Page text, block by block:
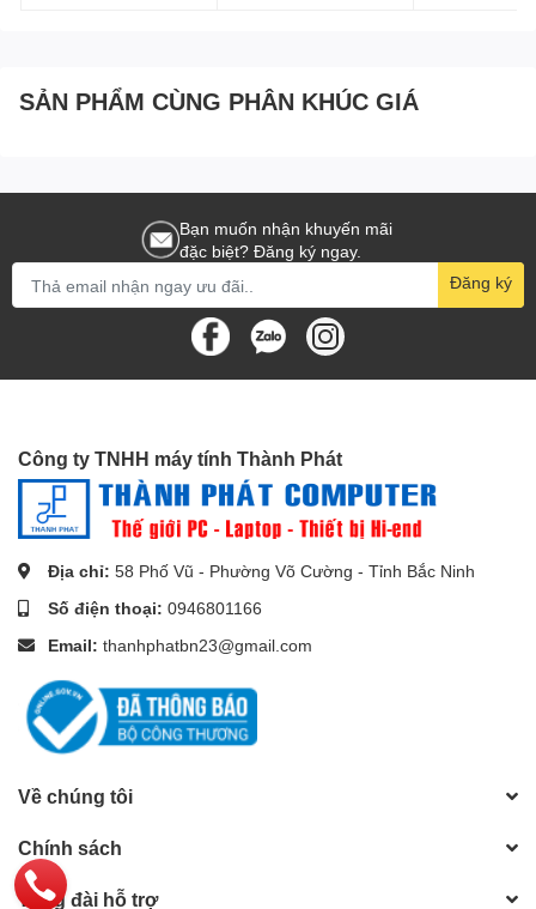
Cache 12MB
Có
Hỗ trợ Siêu phân luồng Không
DDR4 3200 MHz
Hỗ trợ công nghệ ảo
hóa
Có
Nhân đồ họa tích hợp Intel UHD Graphics 730
Tốc độ GPU tích hợp
350 MHz
Tốc độ GPU tích hợp
tối đa
1.3 GHz
Số lane PCI Express
SẢN PHẨM CÙNG PHÂN KHÚC GIÁ
Bạn muốn nhận khuyến mãi
đặc biệt? Đăng ký ngay.
Đăng ký
Công ty TNHH máy tính Thành Phát
Địa chỉ: 58 Phố Vũ - Phường Võ Cường - Tỉnh Bắc Ninh
Số điện thoại: 0946801166
Email: thanhphatbn23@gmail.com
Về chúng tôi
Chính sách
Tổng đài hỗ trợ